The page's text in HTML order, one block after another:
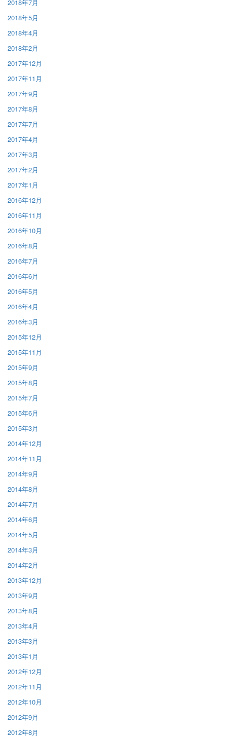
2018年7月
2018年5月
2018年4月
2018年2月
2017年12月
2017年11月
2017年9月
2017年8月
2017年7月
2017年4月
2017年3月
2017年2月
2017年1月
2016年12月
2016年11月
2016年10月
2016年8月
2016年7月
2016年6月
2016年5月
2016年4月
2016年3月
2015年12月
2015年11月
2015年9月
2015年8月
2015年7月
2015年6月
2015年3月
2014年12月
2014年11月
2014年9月
2014年8月
2014年7月
2014年6月
2014年5月
2014年3月
2014年2月
2013年12月
2013年9月
2013年8月
2013年4月
2013年3月
2013年1月
2012年12月
2012年11月
2012年10月
2012年9月
2012年8月